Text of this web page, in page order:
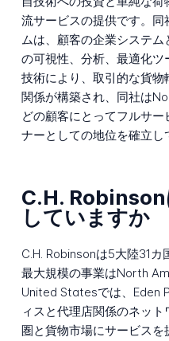
流サービスの提供です。
ムは、顧客の企業システ
の可視性、分析、最適化
技術により、取引的な貨
関係が構築され、同社は
どの顧客にとってフルサ
ナーとしての地位を確立し
C.H.
していますか
C.H. Robinsonは5大陸31カ
最大規模の事業はNorth
United Statesでは、Eden
ィスと代理店関係のネッ
圏と貨物市場にサービス